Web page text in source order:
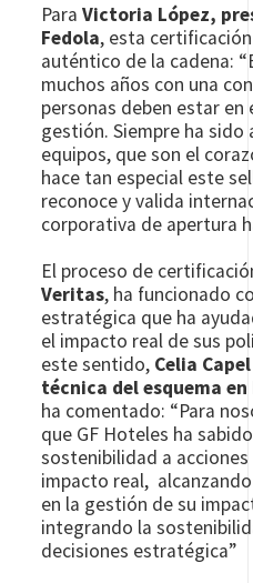
ParaVictoria López,
Fedola, esta
auténtico de la cadena:
muchos años con una
personas deben estar
gestión. Siempre ha sido
equipos, que son el
hace tan especial este
reconoce y valida
corporativa de apertura
El proceso de
Veritas, ha funcionado
estratégica que ha
el impacto real de sus
este sentido, Celia
técnica del esquema
ha comentado: “Para
que GF Hoteles ha
sostenibilidad a
impacto real,
en la gestión de su
integrando la
decisiones estratégica”